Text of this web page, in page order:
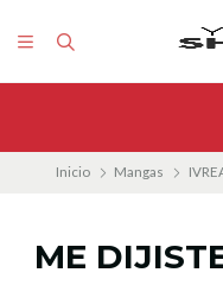
Inicio Mangas
ME